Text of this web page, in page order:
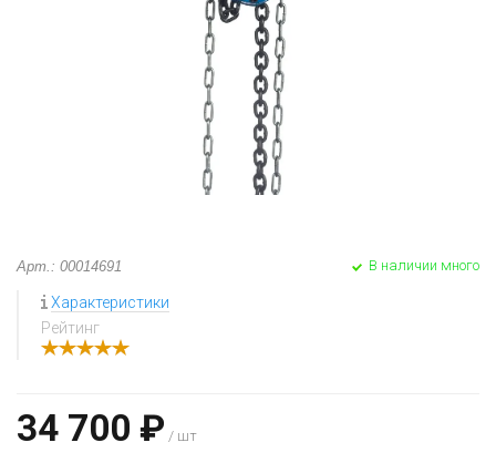
Арт.: 00014691 В наличии много
Характеристики
Рейтинг
34 700 ₽ / шт